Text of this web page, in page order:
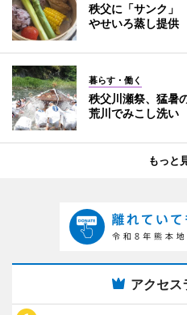
秩父に「サンク」
やせいろ蒸し提供
暮らす・働く
秩父川瀬祭、猛暑
荒川でみこし洗い
もっと
アクセス